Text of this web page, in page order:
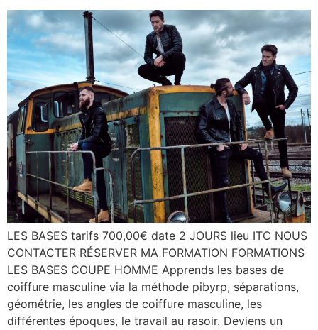
LES BASES tarifs 700,00€ date 2 JOURS lieu ITC NOUS
CONTACTER RÉSERVER MA FORMATION FORMATIONS
LES BASES COUPE HOMME Apprends les bases de
coiffure masculine via la méthode pibyrp, séparations,
géométrie, les angles de coiffure masculine, les
différentes époques, le travail au rasoir. Deviens un